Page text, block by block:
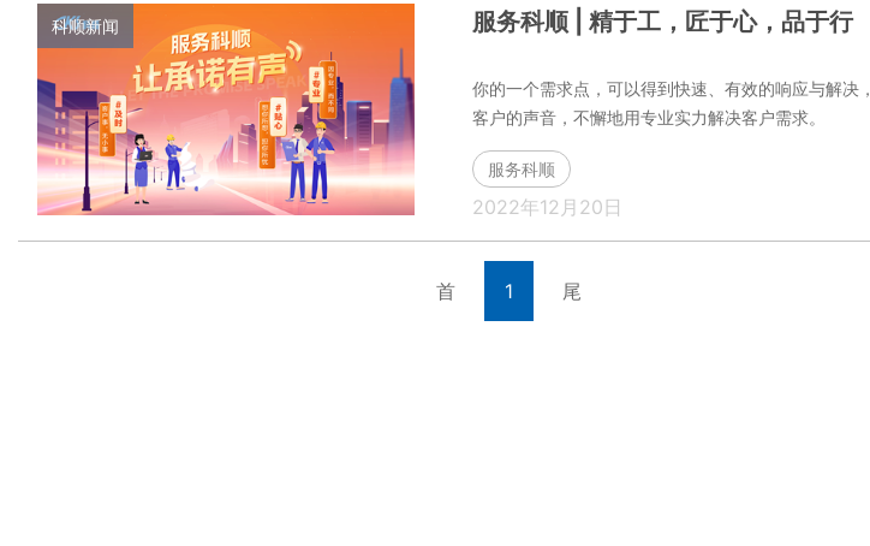
科顺新闻 服务科顺 | 精于工，匠于心，品于行
你的一个需求点， 可以得到快速、有效的响应与解决，
客户的声音， 不懈地用专业实力解决客户需求。
服务科顺
2022年12月20日
首 1 尾